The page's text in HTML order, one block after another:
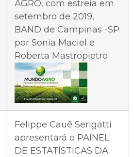
AGRO, com estreia em
setembro de 2019,
BAND de Campinas -SP
por Sonia Maciel e
Roberta Mastropietro
Felippe Cauê Serigatti
apresentará o PAINEL
DE ESTATÍSTICAS DA